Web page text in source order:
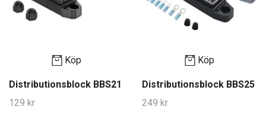
Köp
Distributionsblock BBS21
129 kr
Köp
Distributionsblock BBS25
249 kr